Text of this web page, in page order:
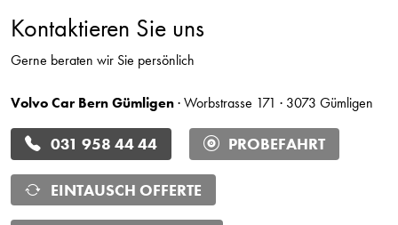
Kontaktieren Sie uns
Gerne beraten wir Sie persönlich
Volvo Car Bern Gümligen· Worbstrasse 171 · 3073 Gümligen
031 958 44 44 PROBEFAHRT
EINTAUSCH OFFERTE